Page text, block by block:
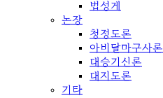
법성게
논장
청정도론
아비달마구사론
대승기신론
대지도론
기타